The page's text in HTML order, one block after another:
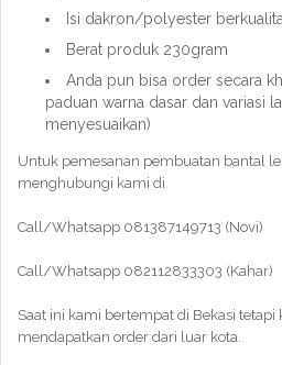
Isi dakron/polyester
Berat produk 230gram
Anda pun bisa order secara
paduan warna dasar dan variasi
menyesuaikan)
Untuk pemesanan pembuatan bantal
menghubungi kami di
Call/Whatsapp 081387149713 (Novi)
Call/Whatsapp 082112833303 (Kahar)
Saat ini kami bertempat di Bekasi tetapi
mendapatkan order dari luar kota.